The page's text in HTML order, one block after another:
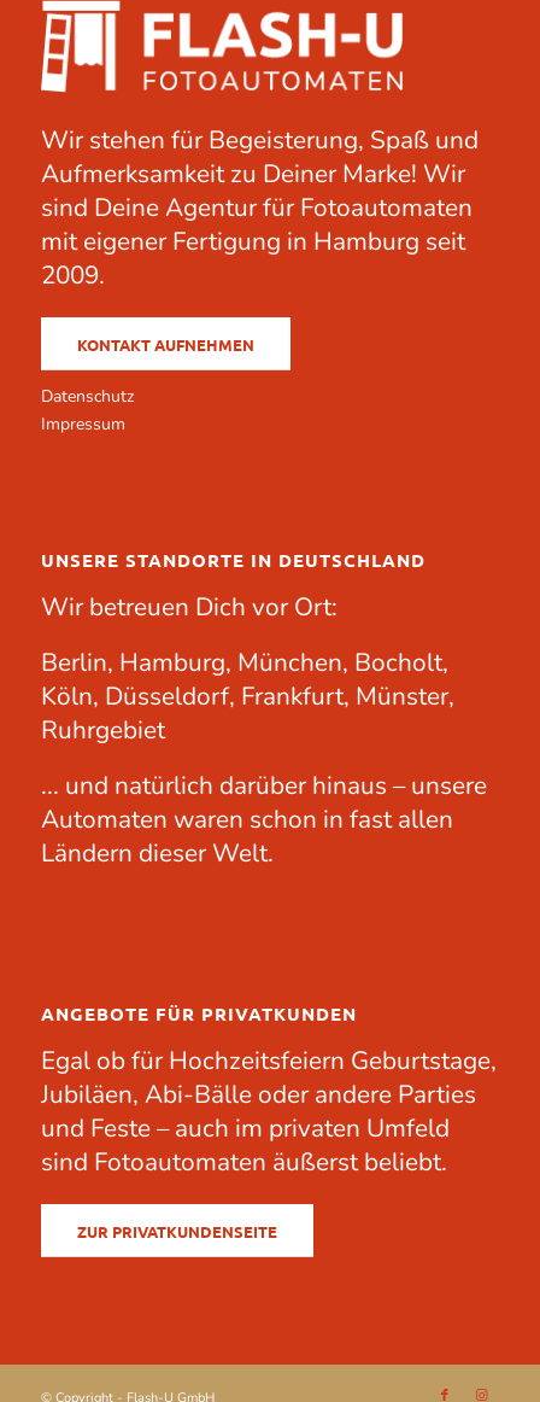
Wir stehen für Begeisterung, Spaß und
Aufmerksamkeit zu Deiner Marke! Wir
sind Deine Agentur für Fotoautomaten
mit eigener Fertigung in Hamburg seit
2009.
KONTAKT AUFNEHMEN
Datenschutz
Impressum
UNSERE STANDORTE IN DEUTSCHLAND
Wir betreuen Dich vor Ort:
Berlin, Hamburg, München, Bocholt,
Köln, Düsseldorf, Frankfurt, Münster,
Ruhrgebiet
... und natürlich darüber hinaus – unsere
Automaten waren schon in fast allen
Ländern dieser Welt.
ANGEBOTE FÜR PRIVATKUNDEN
Egal ob fürHochzeitsfeiern Geburtstage,
Jubiläen, Abi-Bälle oder andere Parties
und Feste – auch im privaten Umfeld
sind Fotoautomaten äußerst beliebt.
ZUR PRIVATKUNDENSEITE
© Copyright - Flash-U GmbH